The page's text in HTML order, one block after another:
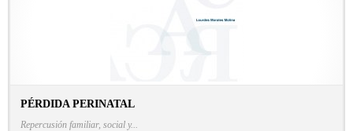
PÉRDIDA PERINATAL
Repercusión familiar, social y...